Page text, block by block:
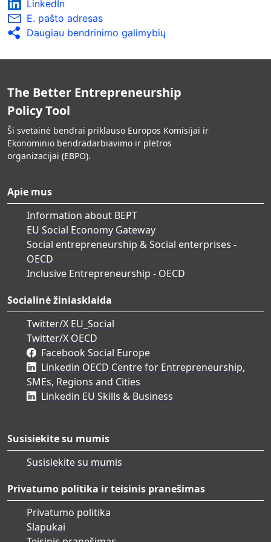
LinkedIn
E. pašto adresas
Daugiau bendrinimo galimybių
The Better Entrepreneurship
Policy Tool
Ši svetainė bendrai priklauso Europos Komisijai ir
Ekonominio bendradarbiavimo ir plėtros
organizacijai (EBPO).
Apie mus
Information about BEPT
EU Social Economy Gateway
Social entrepreneurship & Social enterprises -
OECD
Inclusive Entrepreneurship - OECD
Socialinė žiniasklaida
Twitter/X EU_Social
Twitter/X OECD
Facebook Social Europe
Linkedin OECD Centre for Entrepreneurship,
SMEs, Regions and Cities
Linkedin EU Skills & Business
Susisiekite su mumis
Susisiekite su mumis
Privatumo politika ir teisinis pranešimas
Privatumo politika
Slapukai